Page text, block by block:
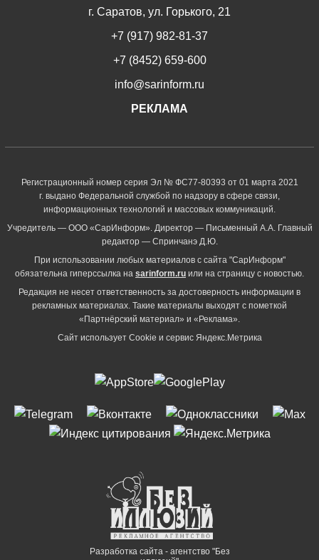
г. Саратов, ул. Горького, 21
+7 (917) 982-81-37
+7 (8452) 659-600
info@sarinform.ru
РЕКЛАМА
Регистрационный номер серия Эл № ФС77-80393 от 01 марта 2021
г. выдано Федеральной службой по надзору в сфере связи,
информационных технологий и массовых коммуникаций.
Учредитель — ООО «СарИнформ». Директор — Письменный А.А. Главный
редактор — Спринчанэ Д.Ю.
При использовании любых материалов с сайта "СарИнформ"
обязательна гиперссылка на sarinform.ru или на страницу с новостью.
Редакция не несет ответственность за достоверность информации в
рекламных материалах. Такие материалы выходят с пометкой
«Партнёрский материал» и «Реклама».
Сайт использует Cookie и сервиc Яндекс.Метрика
Разработка сайта - агентство "Без